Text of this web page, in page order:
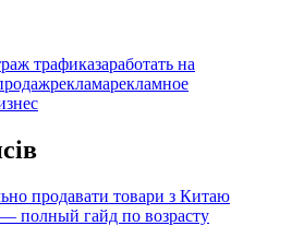
трафиказаработать на
рекламарекламное
продавати товари з Китаю
полный гайд по возрасту